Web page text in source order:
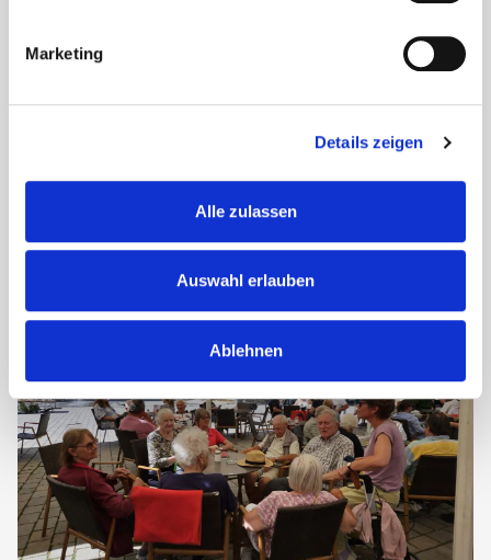
Marketing
Details zeigen
Alle zulassen
Auswahl erlauben
Ablehnen
Fünf Jahre Engagement im Haus
Wir gratulieren unserer engagierten Mitarbeiterin Mira
Petrapovic herzlich zu ihrem fünfjährigen Dienstjubiläum!